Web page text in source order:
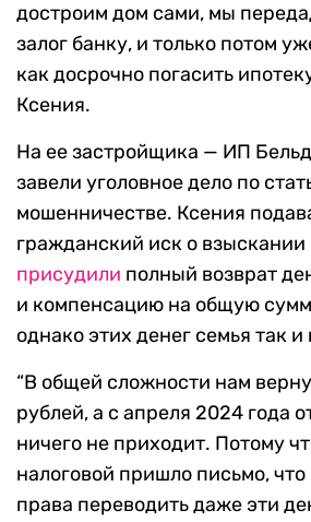
достроим дом сами, мы
залог банку, и только потом
как досрочно погасить
Ксения.
На ее застройщика — ИП
завели уголовное дело по
мошенничестве. Ксения
гражданский иск о взыскании
присудили полный возврат
и компенсацию на общую
однако этих денег семья так и
“В общей сложности нам
рублей, а с апреля 2024 года
ничего не приходит. Потому
налоговой пришло письмо,
права переводить даже эти